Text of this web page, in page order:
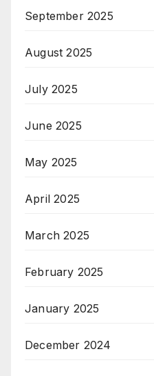
September 2025
August 2025
July 2025
June 2025
May 2025
April 2025
March 2025
February 2025
January 2025
December 2024